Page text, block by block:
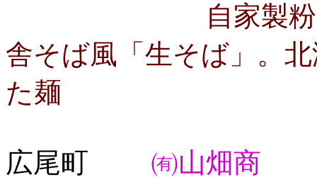
自家製
舎そば風「生そば」。
た麺
広尾町 ㈲山畑商